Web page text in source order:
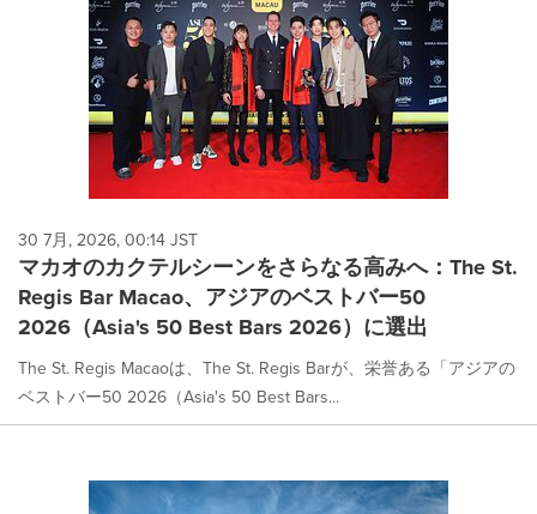
30 7月, 2026, 00:14 JST
マカオのカクテルシーンをさらなる高みへ：The St.
Regis Bar Macao、アジアのベストバー50
2026（Asia's 50 Best Bars 2026）に選出
The St. Regis Macaoは、The St. Regis Barが、栄誉ある「アジアの
ベストバー50 2026（Asia's 50 Best Bars...